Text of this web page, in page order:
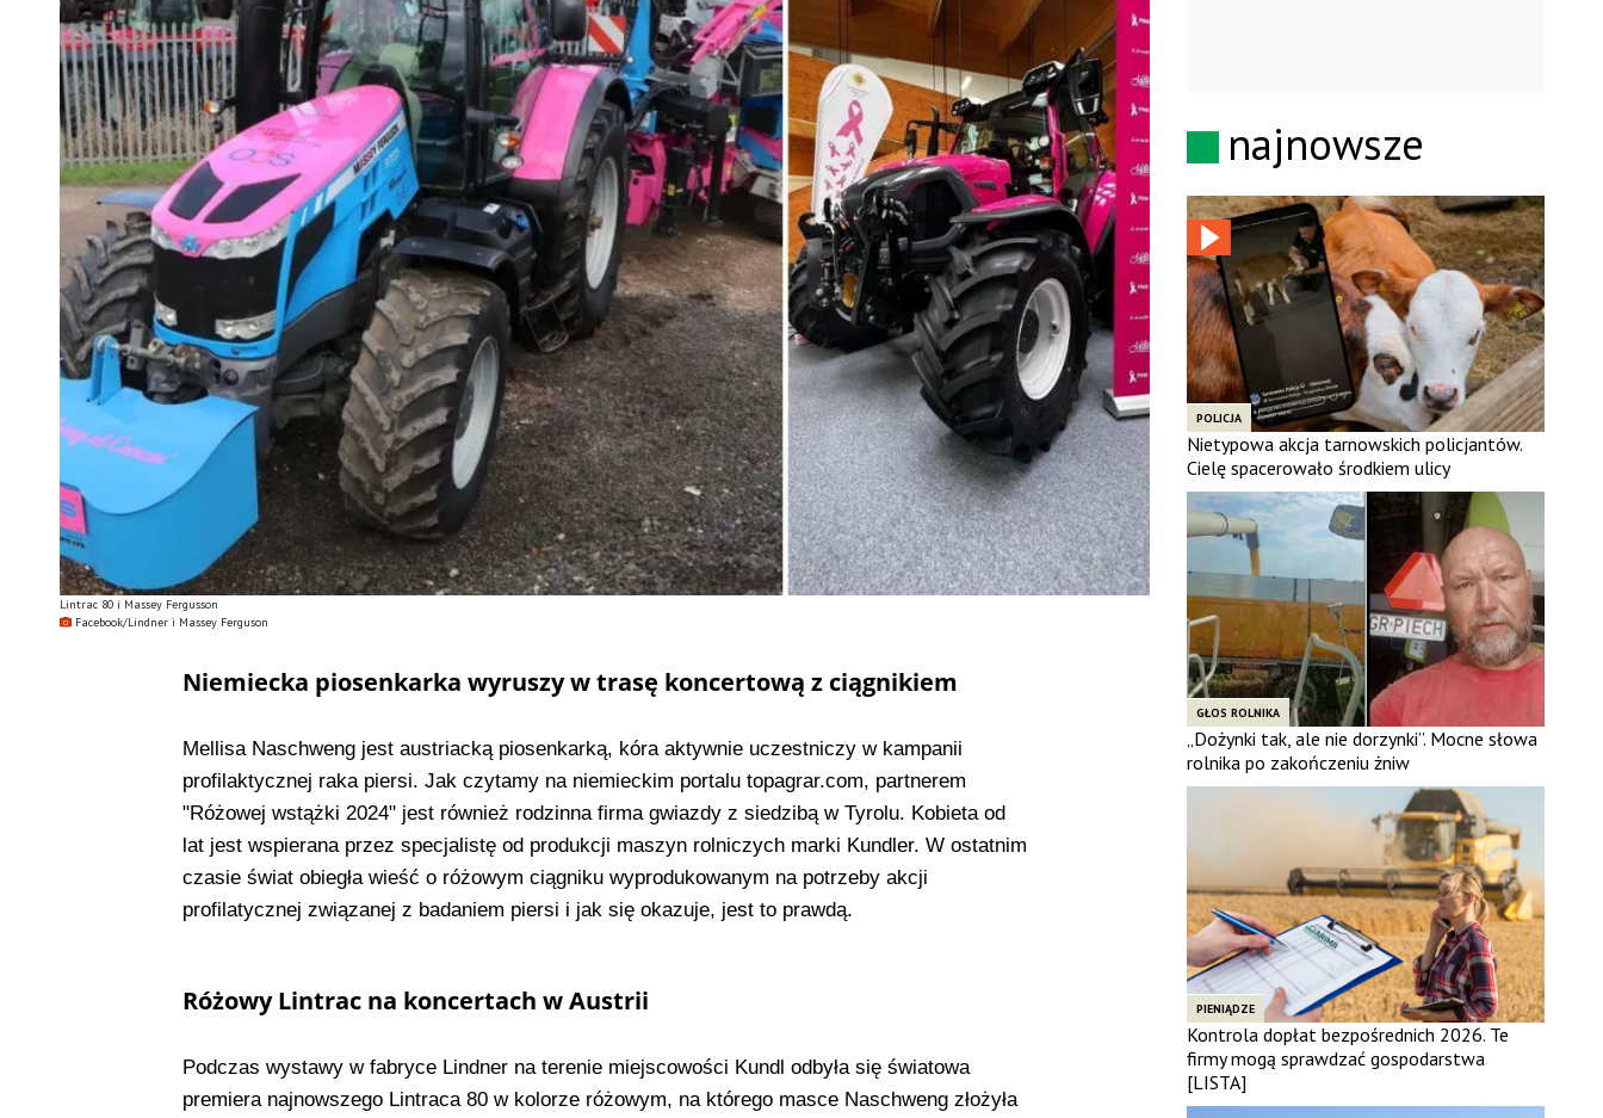
Lintrac 80 i Massey Fergusson
Facebook/Lindner i Massey Ferguson
Niemiecka piosenkarka wyruszy w trasę koncertową z ciągnikiem
Mellisa Naschweng jest austriacką piosenkarką, kóra aktywnie uczestniczy w kampanii
profilaktycznej raka piersi. Jak czytamy na niemieckim portalu topagrar.com, partnerem
"Różowej wstążki 2024" jest również rodzinna firma gwiazdy z siedzibą w Tyrolu. Kobieta od
lat jest wspierana przez specjalistę od produkcji maszyn rolniczych marki Kundler. W ostatnim
czasie świat obiegła wieść o różowym ciągniku wyprodukowanym na potrzeby akcji
profilatycznej związanej z badaniem piersi i jak się okazuje, jest to prawdą.
Różowy Lintrac na koncertach w Austrii
Podczas wystawy w fabryce Lindner na terenie miejscowości Kundl odbyła się światowa
premiera najnowszego Lintraca 80 w kolorze różowym, na którego masce Naschweng złożyła
najnowsze
POLICJA
Nietypowa akcja tarnowskich policjantów.
Cielę spacerowało środkiem ulicy
GŁOS ROLNIKA
„Dożynki tak, ale nie dorzynki”. Mocne słowa
rolnika po zakończeniu żniw
PIENIĄDZE
Kontrola dopłat bezpośrednich 2026. Te
firmy mogą sprawdzać gospodarstwa
[LISTA]